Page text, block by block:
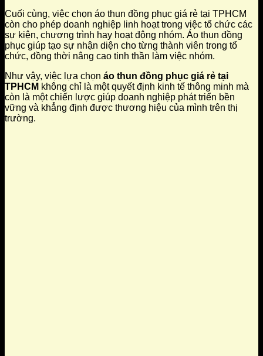
Cuối cùng, việc chọn áo thun đồng phục giá rẻ tại TPHCM
còn cho phép doanh nghiệp linh hoạt trong việc tổ chức các
sự kiện, chương trình hay hoạt động nhóm. Áo thun đồng
phục giúp tạo sự nhận diện cho từng thành viên trong tổ
chức, đồng thời nâng cao tinh thần làm việc nhóm.
Như vậy, việc lựa chọn áo thun đồng phục giá rẻ tại
TPHCM không chỉ là một quyết định kinh tế thông minh mà
còn là một chiến lược giúp doanh nghiệp phát triển bền
vững và khẳng định được thương hiệu của mình trên thị
trường.